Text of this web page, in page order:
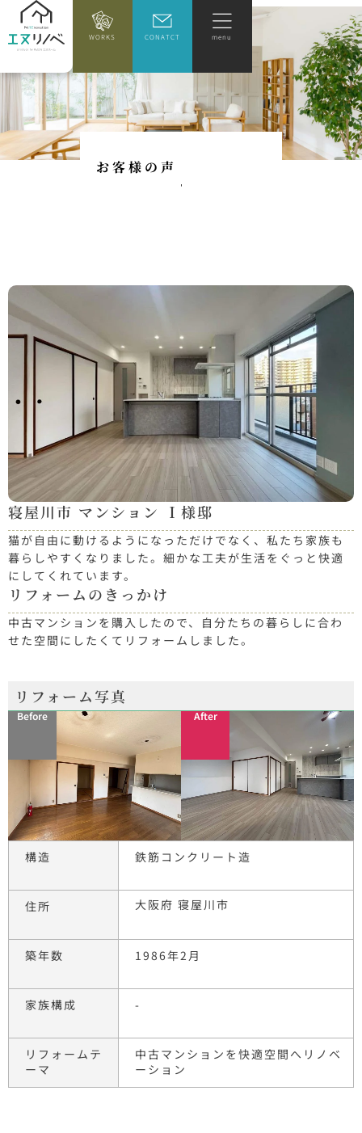
WORKS CONATCT menu
お客様 の 声
寝屋川市 マンション Ｉ様邸
猫が自由に動けるようになっただけでなく、私たち家族も
暮らしやすくなりました。細かな工夫が生活をぐっと快適
にしてくれています。
リフォームのきっかけ
中古マンションを購入したので、自分たちの暮らしに合わ
せた空間にしたくてリフォームしました。
リフォーム写真
Before After
構造 鉄筋コンクリート造
住所 大阪府 寝屋川市
築年数 1986年2月
家族構成 -
リフォームテ
ーマ
中古マンションを快適空間へリノベ
ーション